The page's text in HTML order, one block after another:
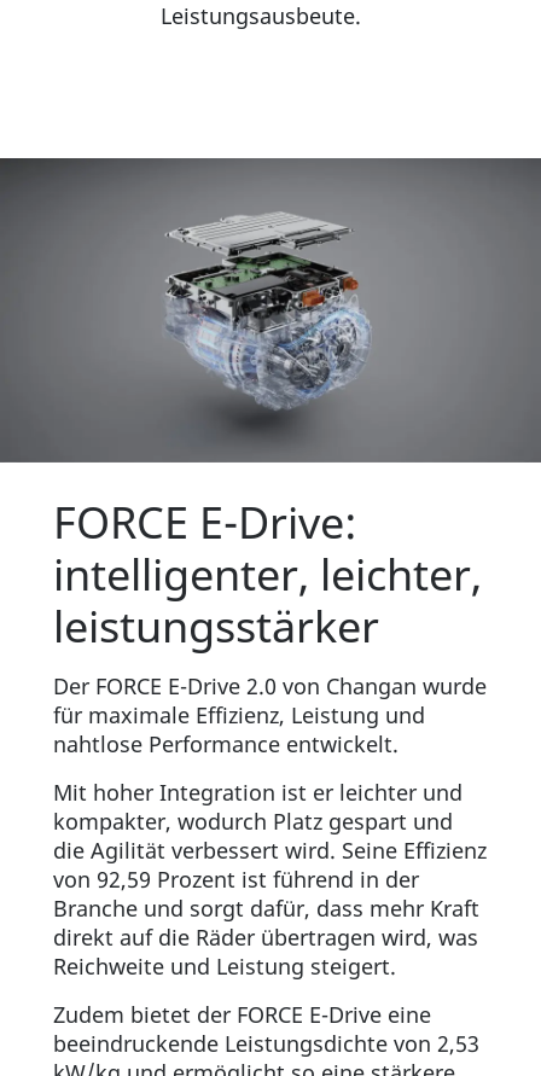
Leistungsausbeute.
FORCE E-Drive:
intelligenter, leichter,
leistungsstärker
Der FORCE E-Drive 2.0 von Changan wurde
für maximale Effizienz, Leistung und
nahtlose Performance entwickelt.
Mit hoher Integration ist er leichter und
kompakter, wodurch Platz gespart und
die Agilität verbessert wird. Seine Effizienz
von 92,59 Prozent ist führend in der
Branche und sorgt dafür, dass mehr Kraft
direkt auf die Räder übertragen wird, was
Reichweite und Leistung steigert.
Zudem bietet der FORCE E-Drive eine
beeindruckende Leistungsdichte von 2,53